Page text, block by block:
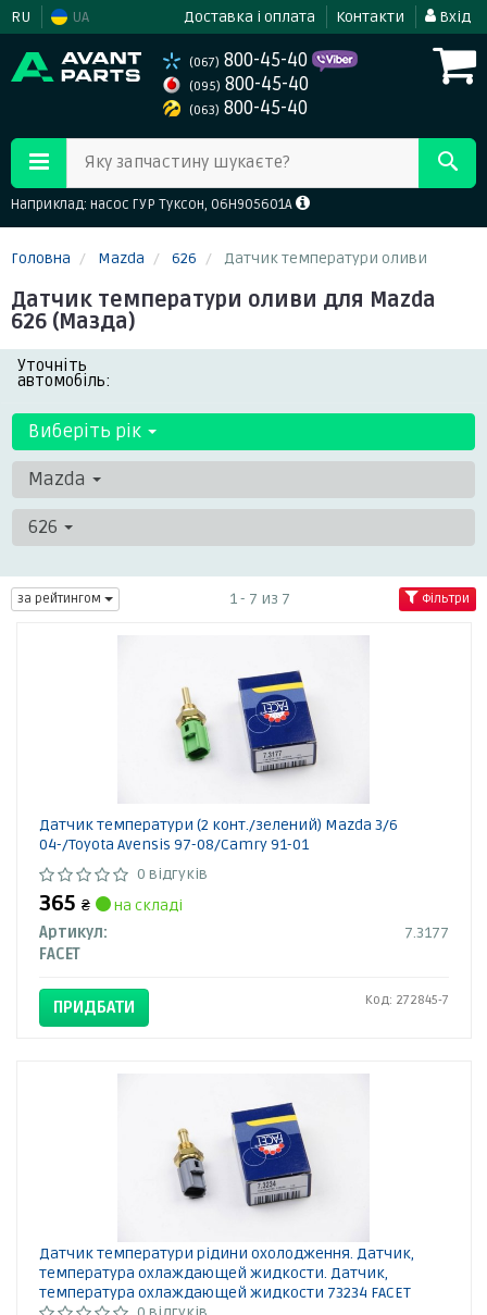
RU UA Доставка і оплата Контакти Вхід
(067) 800-45-40
(095) 800-45-40
(063) 800-45-40
Яку запчастину шукаєте?
Наприклад: насос ГУР Туксон, 06H905601A
Головна Mazda 626 Датчик температури оливи
Датчик температури оливи для Mazda
626 (Мазда)
Уточніть
автомобіль:
Виберіть рік
Mazda
626
за рейтингом 1 - 7 из 7 Фільтри
Датчик температури (2 конт./зелений) Mazda 3/6
04-/Toyota Avensis 97-08/Camry 91-01
0 відгуків
365 ₴
на складі
Артикул:
7.3177
FACET
ПРИДБАТИ Код: 272845-7
Датчик температури рідини охолодження. Датчик,
температура охлаждающей жидкости. Датчик,
температура охлаждающей жидкости 73234 FACET